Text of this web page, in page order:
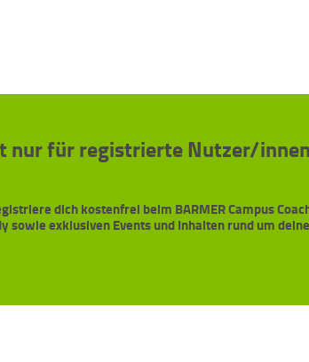
nur für registrierte Nutzer/innen
dich kostenfrei beim BARMER Campus
sowie exklusiven Events und Inhalten rund um